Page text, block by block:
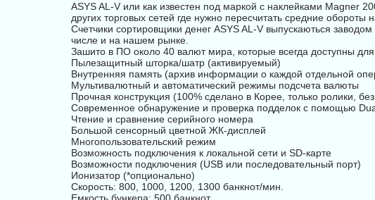
ASYS AL-V или как известен под маркой с наклейками Magner
других торговых сетей где нужно пересчитать средние обороты
Счетчики сортировщики денег ASYS AL-V выпускаються
числе и на нашем рынке.
Зашито в ПО около 40 валют мира, которые всегда доступны
Пылезащитный шторка/шатр (активируемый)
Внутренняя память (архив информации о каждой отдельной
Мультивалютный и автоматический режимы подсчета валюты
Прочная конструкция (100% сделано в Корее, только ролики,
Современное обнаружение и проверка подделок с помощью
Чтение и сравнение серийного номера
Большой сенсорный цветной ЖК-дисплей
Многопользовательский режим
Возможность подключения к локальной сети и SD-карте
Возможности подключения (USB или последовательный порт)
Ионизатор (*опционально)
Скорость: 800, 1000, 1200, 1300 банкнот/мин.